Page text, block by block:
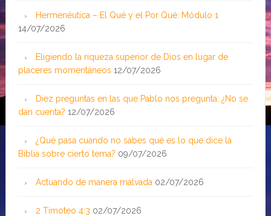
Hermenéutica – El Qué y el Por Qué: Módulo 1
14/07/2026
Eligiendo la riqueza superior de Dios en lugar de
placeres momentáneos 12/07/2026
Diez preguntas en las que Pablo nos pregunta: ¿No se
dan cuenta? 12/07/2026
¿Qué pasa cuando no sabes qué es lo que dice la
Biblia sobre cierto tema? 09/07/2026
Actuando de manera malvada 02/07/2026
2 Timoteo 4:3 02/07/2026